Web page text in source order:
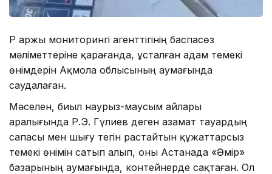
ҚР Қаржы мониторингі агенттігінің баспасөз
мәліметтеріне қарағанда, ұсталған адам темекі
өнімдерін Ақмола облысының аумағында
саудалаған.
Мәселен, биыл наурыз-маусым айлары
аралығында Р.Э. Гүлиев деген азамат тауардың
сапасы мен шығу тегін растайтын құжаттарсыз
темекі өнімін сатып алып, оны Астанада «Әмір»
базарының аумағында, контейнерде сақтаған. Ол